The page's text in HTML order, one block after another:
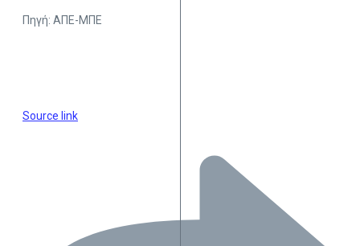
Πηγή: ΑΠΕ-ΜΠΕ
Source link